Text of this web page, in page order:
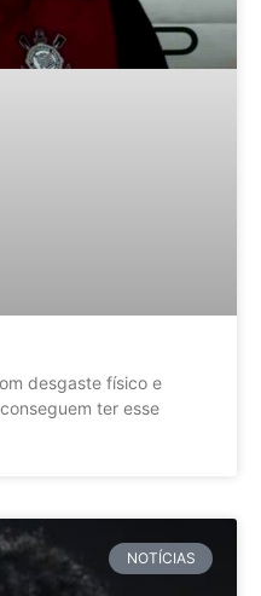
desgaste físico e
ter esse
NOTÍCIAS